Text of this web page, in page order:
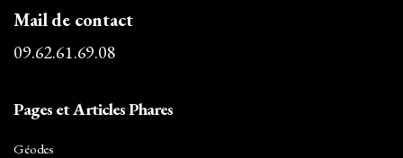
Mail de contact
09.62.61.69.08
Pages et Articles Phares
Géodes